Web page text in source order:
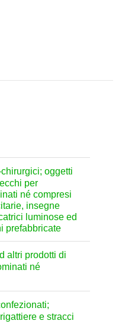
oggetti
per
né compresi
insegne
luminose ed
prefabbricate
altri prodotti di
né
e stracci